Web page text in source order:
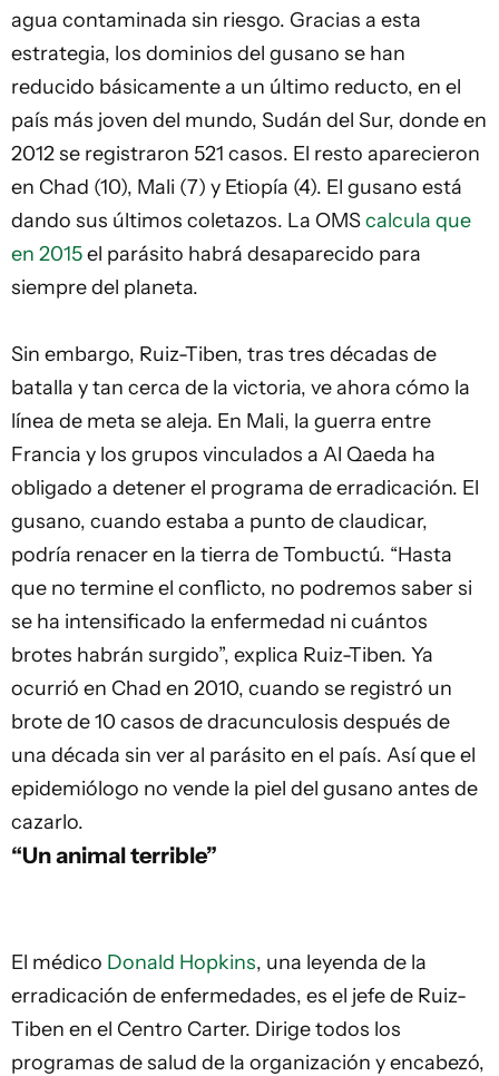
agua contaminada sin riesgo. Gracias a esta
estrategia, los dominios del gusano se han
reducido básicamente a un último reducto, en el
país más joven del mundo, Sudán del Sur, donde en
2012 se registraron 521 casos. El resto aparecieron
en Chad (10), Mali (7) y Etiopía (4). El gusano está
dando sus últimos coletazos. La OMScalcula que
en 2015el parásito habrá desaparecido para
siempre del planeta.
Sin embargo, Ruiz-Tiben, tras tres décadas de
batalla y tan cerca de la victoria, ve ahora cómo la
línea de meta se aleja. En Mali, la guerra entre
Francia y los grupos vinculados a Al Qaeda ha
obligado a detener el programa de erradicación. El
gusano, cuando estaba a punto de claudicar,
podría renacer en la tierra de Tombuctú. “Hasta
que no termine el conflicto, no podremos saber si
se ha intensificado la enfermedad ni cuántos
brotes habrán surgido”, explica Ruiz-Tiben. Ya
ocurrió en Chad en 2010, cuando se registró un
brote de 10 casos de dracunculosis después de
una década sin ver al parásito en el país. Así que el
epidemiólogo no vende la piel del gusano antes de
cazarlo.
“Un animal terrible”
El médico Donald Hopkins, una leyenda de la
erradicación de enfermedades, es el jefe de Ruiz-
Tiben en el Centro Carter. Dirige todos los
programas de salud de la organización y encabezó,